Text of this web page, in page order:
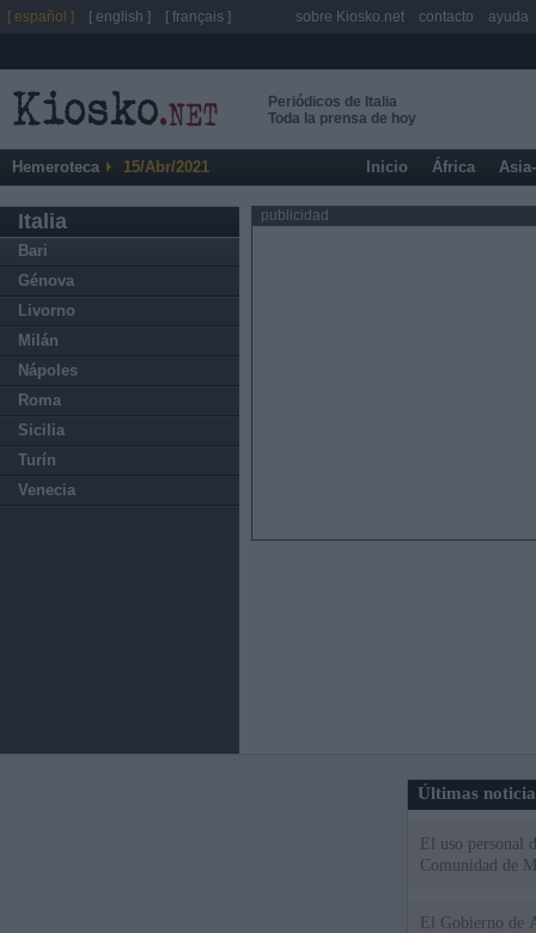
Periódicos de Italia
Toda la prensa de hoy
Hemeroteca 15/Abr/2021 Inicio África
Italia
Bari
Génova
Livorno
Milán
Nápoles
Roma
Sicilia
Turín
Venecia
publicidad
Últimas
El uso personal
Comunidad de
El Gobierno de
[ español ] [ english ] [ français ] sobre Kiosko.net contacto ayuda